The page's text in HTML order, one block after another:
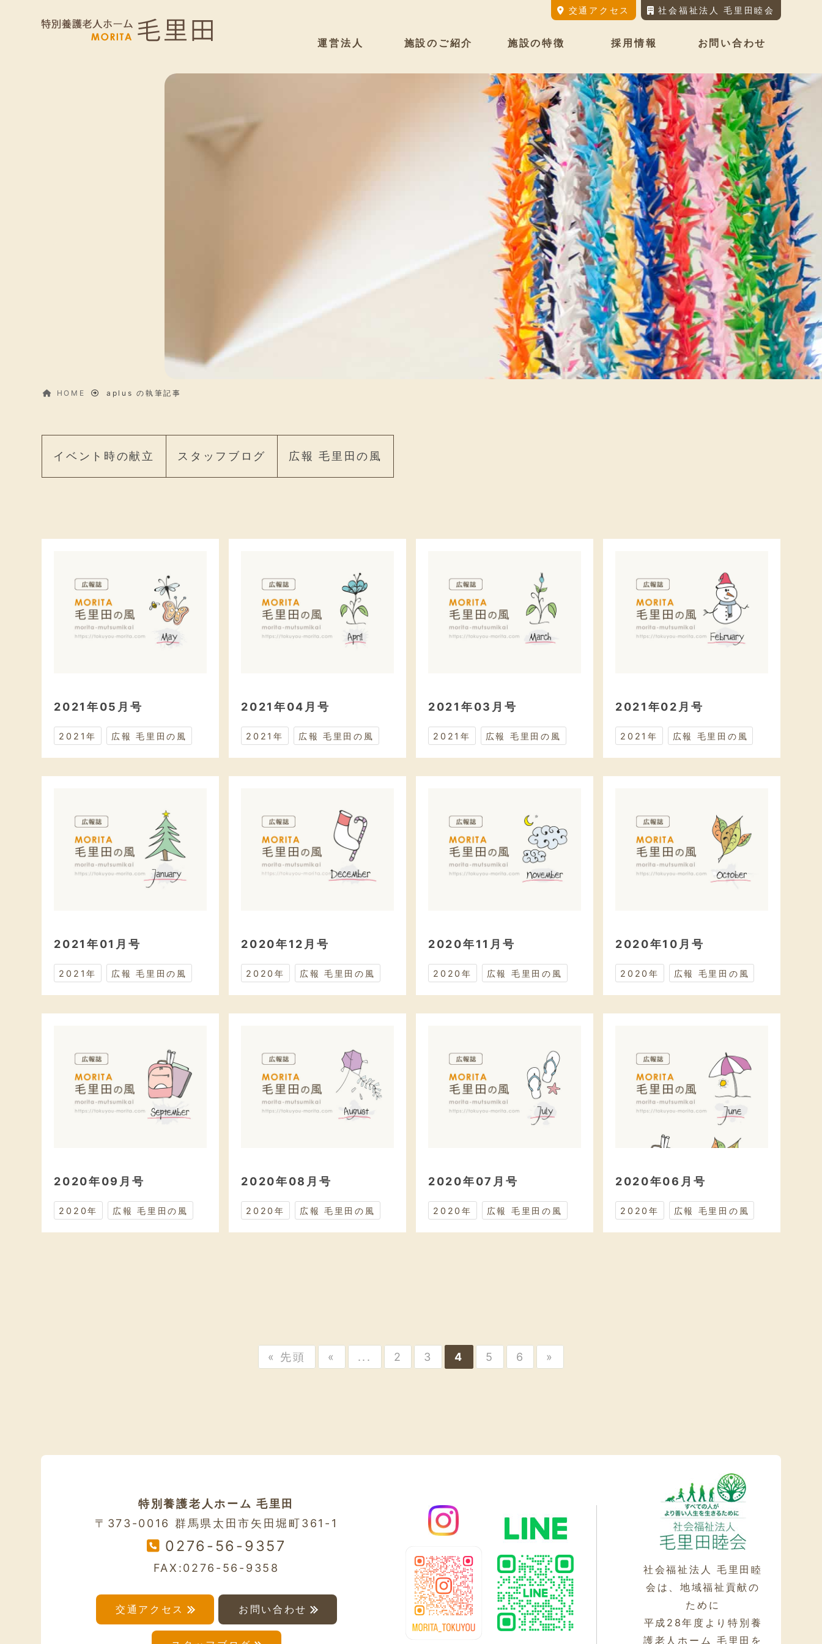
交通アクセス 社会福祉法人 毛里田睦会
運営法人 施設のご紹介 施設の特徴 採用情報 お問い合わせ
HOME aplus の執筆記事
イベント時の献立 スタッフブログ 広報 毛里田の風
2021年05月号
2021年 広報 毛里田の風
2021年04月号
2021年 広報 毛里田の風
2021年03月号
2021年 広報 毛里田の風
2021年02月号
2021年 広報 毛里田の風
2021年01月号
2021年 広報 毛里田の風
2020年12月号
2020年 広報 毛里田の風
2020年11月号
2020年 広報 毛里田の風
2020年10月号
2020年 広報 毛里田の風
2020年09月号
2020年 広報 毛里田の風
2020年08月号
2020年 広報 毛里田の風
2020年07月号
2020年 広報 毛里田の風
2020年06月号
2020年 広報 毛里田の風
« 先頭 « ... 2 3 4 5 6 »
特別養護老人ホーム 毛里田
〒373-0016 群馬県太田市矢田堀町361-1
0276-56-9357
FAX:0276-56-9358
交通アクセス お問い合わせ
社会福祉法人 毛里田睦
会は、地域福祉貢献の
ために
平成28年度より特別養
護老人ホーム 毛里田を